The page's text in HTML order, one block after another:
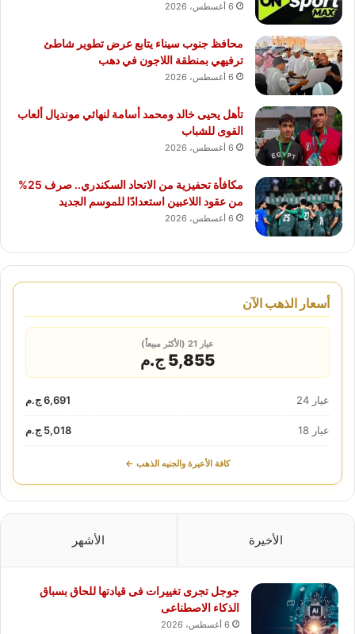
6 أغسطس، 2026
محافظ جنوب سيناء يتابع عرض تطوير شاطئ
ترفيهي بمنطقة اللاجون في دهب
6 أغسطس، 2026
تأهل يحيى خالد ومحمد أسامة لنهائي مونديال ألعاب
القوى للشباب
6 أغسطس، 2026
مكافأة تحفيزية من الاتحاد السكندري.. صرف 25%
من عقود اللاعبين استعدادًا للموسم الجديد
6 أغسطس، 2026
أسعار الذهب الآن
عيار 21 (الأكثر مبيعاً)
5,855 ج.م
عيار 24 6,691 ج.م
عيار 18 5,018 ج.م
كافة الأعيرة والجنيه الذهب ←
الأخيرة الأشهر
جوجل تجرى تغييرات فى قيادتها للحاق بسباق
الذكاء الاصطناعى
6 أغسطس، 2026